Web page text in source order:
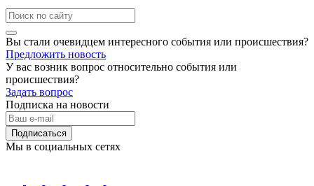
Вы стали очевидцем интересного события или происшествия?
Предложить новость
У вас возник вопрос относительно события или
происшествия?
Задать вопрос
Подписка на новости
Подписаться
Мы в социальных сетях